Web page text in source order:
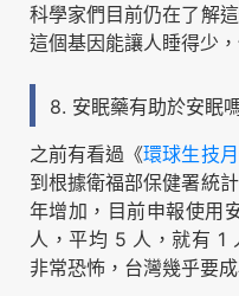
科學家們目前仍在了解
這個基因能讓人睡得少
8. 安眠藥有助於安眠
之前有看過《環球生技
到根據衛福部保健署統
年增加，目前申報使用
人，平均 5 人，就有 1
非常恐怖，台灣幾乎要